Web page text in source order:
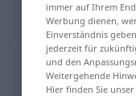
immer auf Ihrem
Werbung dienen,
Einverständnis
jederzeit für
und den
Weitergehende
Hier finden Sie unser